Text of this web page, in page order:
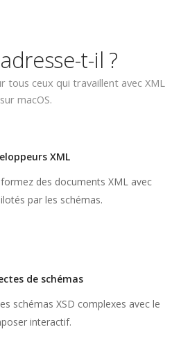
t-il ?
tous ceux qui travaillent avec XML
sur macOS.
XML
des documents XML avec
par les schémas.
de schémas
schémas XSD complexes avec le
interactif.